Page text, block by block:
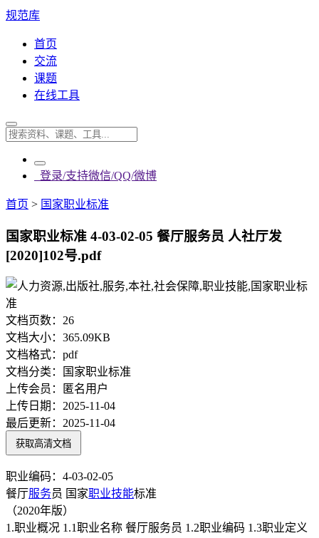
规范库
首页
交流
课题
在线工具
登录/支持微信/QQ/微博
首页 > 国家职业标准
国家职业标准 4-03-02-05 餐厅服务员 人社厅发
[2020]102号.pdf
文档页数： 26
文档大小： 365.09KB
文档格式： pdf
文档分类：
国家职业标准
上传会员：
匿名用户
上传日期： 2025-11-04
最后更新： 2025-11-04
获取高清文档
职业编码：4-03-02-05
餐厅服务员 国家职业技能标准
（2020年版）
1.职业概况 1.1职业名称 餐厅服务员 1.2职业编码 1.3职业定义